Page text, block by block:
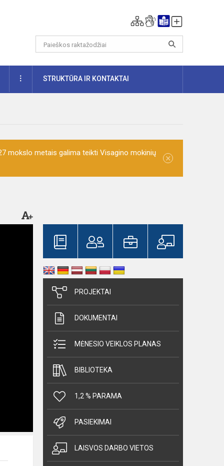
DAUGIAUSTRUKTŪRA IR KONTAKTAI
mokslo metais galima teikti Visagino mokinių
×
PROJEKTAI
DOKUMENTAI
MĖNESIO VEIKLOS PLANAS
BIBLIOTEKA
1,2 % PARAMA
PASIEKIMAI
LAISVOS DARBO VIETOS